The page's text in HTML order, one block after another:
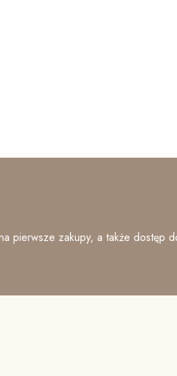
pierwsze zakupy, a także dostęp